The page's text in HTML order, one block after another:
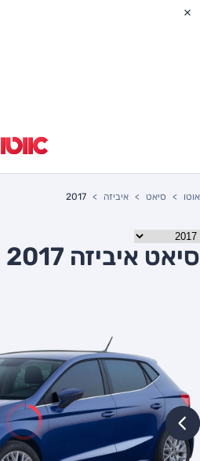
אוטו סיאט איביזה 2017
סיאט איביזה 2017 יד שניה